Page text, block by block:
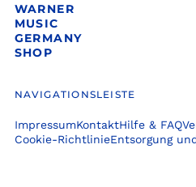
WARNER
MUSIC
GERMANY
SHOP
NAVIGATIONSLEISTE
ImpressumKontaktHilfe & FAQ
Cookie-RichtlinieEntsorgung